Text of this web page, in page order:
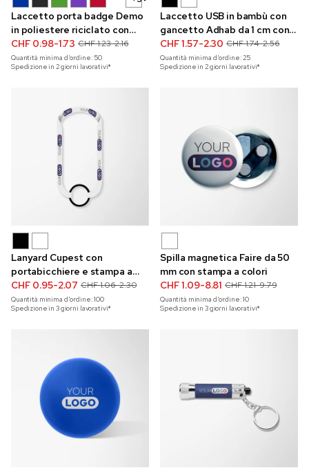
Laccetto porta badge Demo
in poliestere riciclato con
stampa a colori vivaci e
chiusura a sgancio rapido
CHF 0.98-1.73 CHF 1.23-2.16
Quantità minima d'ordine: 50
Spedizione in 2 giorni lavorativi*
Laccetto USB in bambù con
gancetto Adhab da 1 cm con
stampa a colori
CHF 1.57-2.30 CHF 1.74-2.56
Quantità minima d'ordine:25
Spedizione in 2 giorni lavorativi*
Lanyard Cupest con
portabicchiere e stampa a
colori
CHF 0.95-2.07 CHF 1.06-2.30
Quantità minima d'ordine:100
Spedizione in 3 giorni lavorativi*
Spilla magnetica Faire da 50
mm con stampa a colori
CHF 1.09-8.81 CHF 1.21-9.79
Quantità minima d'ordine:10
Spedizione in 3 giorni lavorativi*